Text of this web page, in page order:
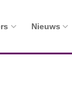
Nieuws